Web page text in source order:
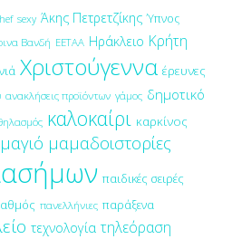
sexy Άκης Πετρετζίκης Ύπνος
Βανδή ΕΕΤΑΑ Ηράκλειο Κρήτη
Χριστούγεννα έρευνες
ανακλήσεις προϊόντων γάμος δημοτικό
καλοκαίρι καρκίνος
μαγιό μαμαδοιστορίες
παιδικές σειρές
πανελλήνιες παράξενα
τεχνολογία τηλεόραση